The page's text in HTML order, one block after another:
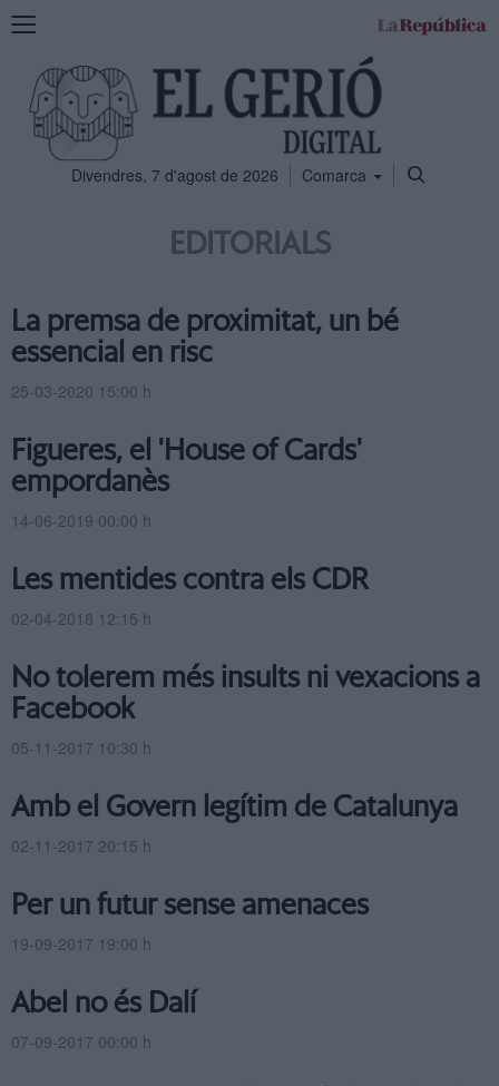
Mostra
navegació
Divendres, 7 d'agost de 2026 Comarca
EDITORIALS
La premsa de proximitat, un bé
essencial en risc
25-03-2020 15:00 h
Figueres, el 'House of Cards'
empordanès
14-06-2019 00:00 h
Les mentides contra els CDR
02-04-2018 12:15 h
No tolerem més insults ni vexacions a
Facebook
05-11-2017 10:30 h
Amb el Govern legítim de Catalunya
02-11-2017 20:15 h
Per un futur sense amenaces
19-09-2017 19:00 h
Abel no és Dalí
07-09-2017 00:00 h